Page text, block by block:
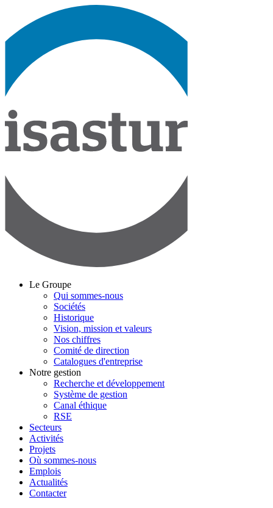
Le Groupe
Qui sommes-nous
Sociétés
Historique
Vision, mission et valeurs
Nos chiffres
Comité de direction
Catalogues d'entreprise
Notre gestion
Recherche et développement
Système de gestion
Canal éthique
RSE
Secteurs
Activités
Projets
Où sommes-nous
Emplois
Actualités
Contacter